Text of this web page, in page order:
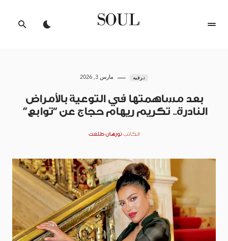
ترفيه مارس 3, 2026
بعد مساهمتها في التوعية بالأمراض
النادرة.. تكريم ريهام حجاج عن “توابع”
الكاتب نورهان طلعت